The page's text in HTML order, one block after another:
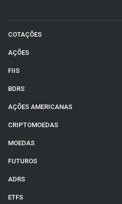
COTAÇÕES
AÇÕES
FIIS
BDRS
AÇÕES AMERICANAS
CRIPTOMOEDAS
MOEDAS
FUTUROS
ADRS
ETFS